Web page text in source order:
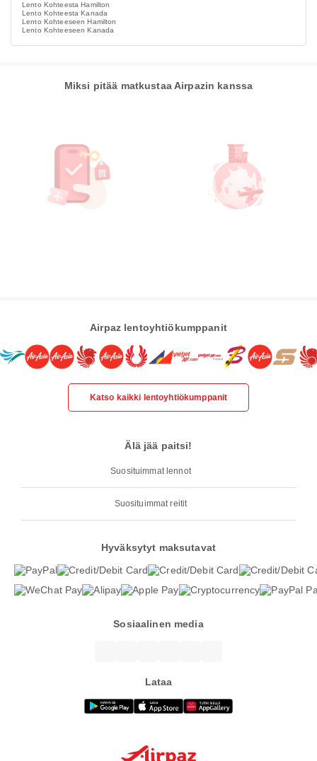
Lento Kohteesta Hamilton
Lento Kohteesta Kanada
Lento Kohteeseen Hamilton
Lento Kohteeseen Kanada
Miksi pitää matkustaa Airpazin kanssa
Airpaz lentoyhtiökumppanit
Katso kaikki lentoyhtiökumppanit
Älä jää paitsi!
Suosituimmat lennot
Suosituimmat reitit
Hyväksytyt maksutavat
Sosiaalinen media
Lataa